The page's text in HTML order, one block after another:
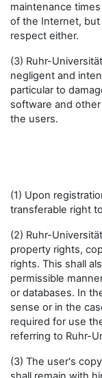
maintenance
of the Internet, but
respect either.
(3) Ruhr-
negligent and
particular to
software and
the users.
(1) Upon
transferable right
(2) Ruhr-
property rights,
rights. This shall
permissible
or databases. In
sense or in the
required for use
referring to Ruhr-
(3) The user's